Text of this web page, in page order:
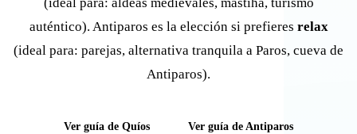
auténtico). Antiparos es la elección si prefieres relax
(ideal para: parejas, alternativa tranquila a Paros, cueva de
Antiparos).
Ver guía de Quíos Ver guía de Antiparos